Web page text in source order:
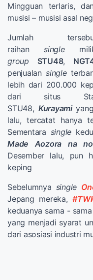
Mingguan terlaris,
musisi – musisi asal
Jumlah
raihansingle
group
STU48,
penjualansingle
lebih dari 200.000
dari situs
STU48, Kurayami
lalu, tercatat hanya
Sementara single
Made Aozora na
Desember lalu, pun
keping
Sebelumnya single
Jepang mereka,
keduanya sama -
yang menjadi syarat
dari asosiasi industri